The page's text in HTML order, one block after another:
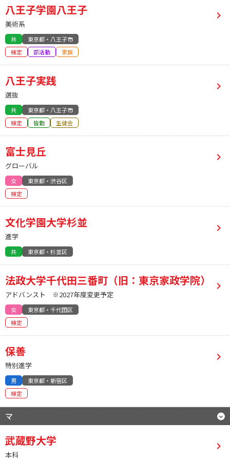
八王子学園八王子
美術系
共
東京都・八王子市
検定
部活動 家族
八王子実践
選抜
共
東京都・八王子市
検定
皆勤 生徒会
富士見丘
グローバル
女
東京都・渋谷区
検定
文化学園大学杉並
進学
共 東京都・杉並区
法政大学千代田三番町（旧：東京家政学院）
アドバンスト ※2027年度変更予定
女
東京都・千代田区
検定
保善
特別進学
男
東京都・新宿区
検定
マ
武蔵野大学
本科